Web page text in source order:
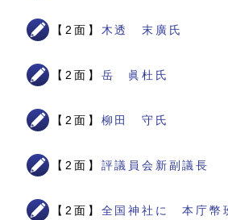
【2面】 木透 末廣氏
【2面】 岳 眞杜氏
【2面】 柳田 守氏
【2面】 評議員会新副議長
【2面】 全国神社に 本庁幣